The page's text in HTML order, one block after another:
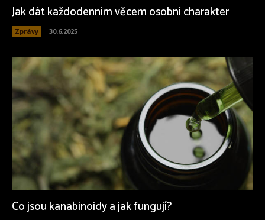
Jak dát každodenním věcem osobní charakter
Zprávy 30.6.2025
Co jsou kanabinoidy a jak fungují?